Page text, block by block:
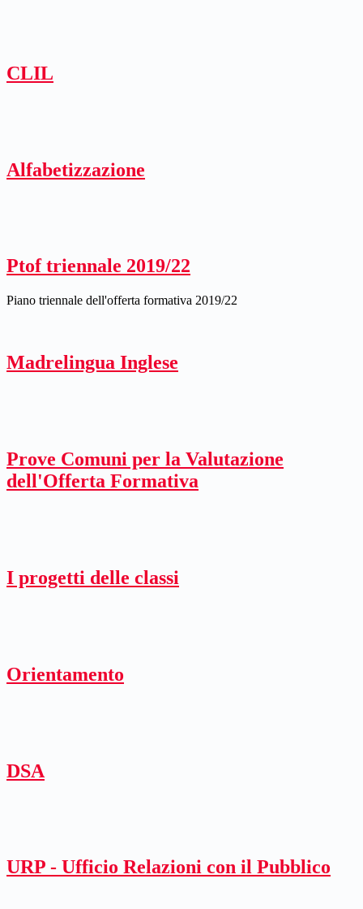
CLIL
Alfabetizzazione
Ptof triennale 2019/22
Piano triennale dell'offerta formativa 2019/22
Madrelingua Inglese
Prove Comuni per la Valutazione
dell'Offerta Formativa
I progetti delle classi
Orientamento
DSA
URP - Ufficio Relazioni con il Pubblico